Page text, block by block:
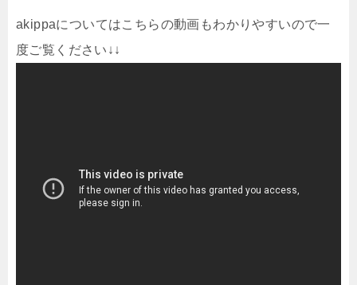
akippaについてはこちらの動画もわかりやすいので一
度ご覧ください↓↓